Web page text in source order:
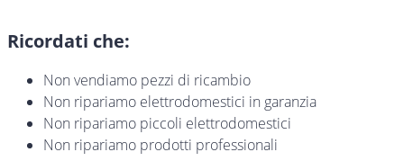
Ricordati che:
Non vendiamo pezzi di ricambio
Non ripariamo elettrodomestici in garanzia
Non ripariamo piccoli elettrodomestici
Non ripariamo prodotti professionali